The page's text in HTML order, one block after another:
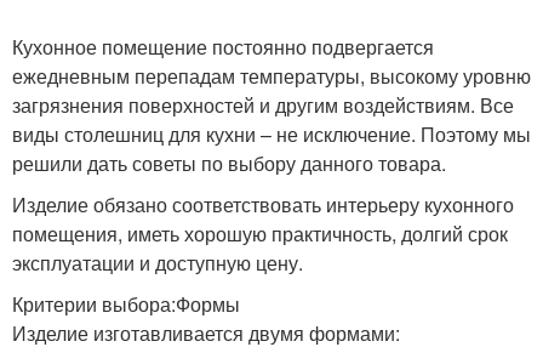
Кухонное помещение постоянно подвергается
ежедневным перепадам температуры, высокому уровню
загрязнения поверхностей и другим воздействиям. Все
виды столешниц для кухни – не исключение. Поэтому мы
решили дать советы по выбору данного товара.
Изделие обязано соответствовать интерьеру кухонного
помещения, иметь хорошую практичность, долгий срок
эксплуатации и доступную цену.
Критерии выбора:Формы
Изделие изготавливается двумя формами: